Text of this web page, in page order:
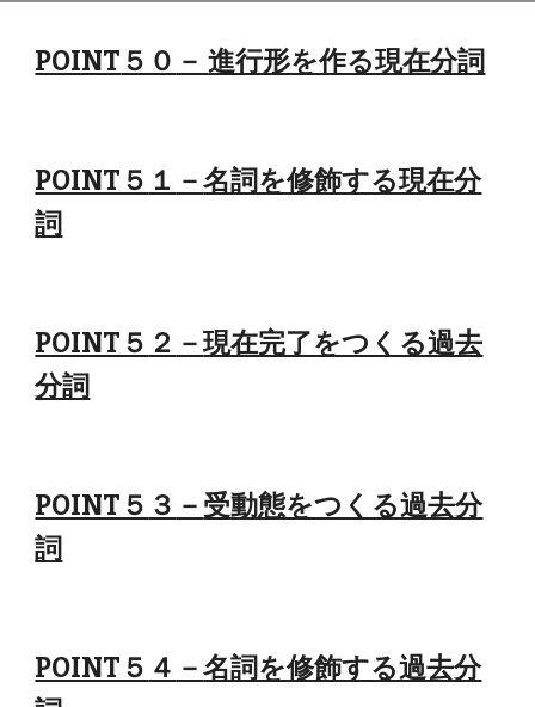
POINT ５０ －進行形を作る現在分詞
POINT５ １ －名詞を修飾する現在分
詞
POINT５ ２ －現在完了をつくる過去
分詞
POINT５ ３ － 受動態をつくる過去分
詞
POINT５ ４ －名詞を修飾する過去分